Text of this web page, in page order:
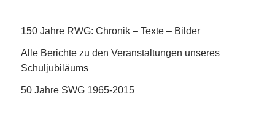
150 Jahre RWG: Chronik – Texte – Bilder
Alle Berichte zu den Veran­staltungen unseres
Schuljubiläums
50 Jahre SWG 1965-2015